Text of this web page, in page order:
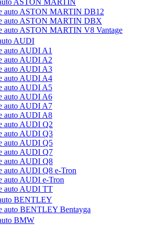
ASTON MARTIN
auto ASTON MARTIN DB12
auto ASTON MARTIN DBX
auto ASTON MARTIN V8 Vantage
AUDI
auto AUDI A1
auto AUDI A2
auto AUDI A3
auto AUDI A4
auto AUDI A5
auto AUDI A6
auto AUDI A7
auto AUDI A8
auto AUDI Q2
auto AUDI Q3
auto AUDI Q5
auto AUDI Q7
auto AUDI Q8
auto AUDI Q8 e-Tron
auto AUDI e-Tron
auto AUDI TT
BENTLEY
auto BENTLEY Bentayga
BMW